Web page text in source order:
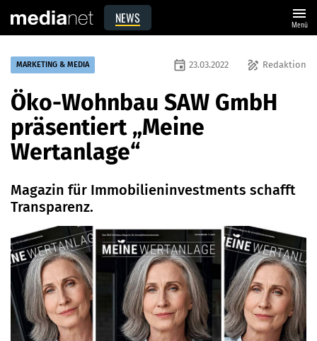
NEWS menu
Menü
MARKETING & MEDIA draw Redaktion
event 23.03.2022
Öko-Wohnbau SAW GmbH
präsentiert „Meine
Wertanlage“
Magazin für Immobilieninvestments schafft
Transparenz.